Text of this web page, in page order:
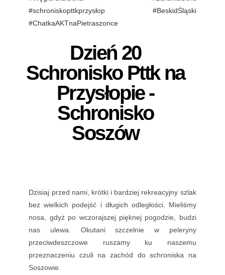
#schroniskopttkprzysłop
#BeskidŚląski
#ChatkaAKTnaPietraszonce
Dzień 20
Schronisko Pttk na
Przysłopie -
Schronisko
Soszów
Dzisiaj przed nami, krótki i bardziej rekreacyjny szlak
bez wielkich podejść i długich odległości. Mieliśmy
nosa, gdyż po wczorajszej pięknej pogodzie, budzi
nas ulewa. Okutani szczelnie w peleryny
przeciwdeszczowe ruszamy ku naszemu
przeznaczeniu czuli na zachód do schroniska na
Soszowie.